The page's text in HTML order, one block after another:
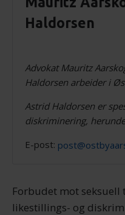
Haldorsen
Advokat Mauritz
Haldorsen arbeider i
Astrid Haldorsen er
diskriminering,
E-post:
Forbudet mot seksuell
likestillings- og